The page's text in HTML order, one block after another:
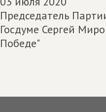
Председатель
Госдуме Сергей
Победе"